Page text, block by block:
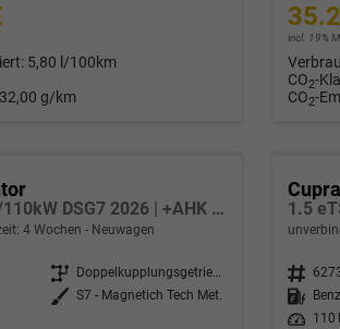
5,80 l/100km
g/km
incl. 19%
CO2-
CO2-
1.5 eTSI 150PS/110kW DSG7 2026 | +AHK +5-Jahre Erw. Garantie +NAVI +UPGRADE-Paket
4 Wochen Neuwagen
Getriebe
Doppelkupplungsgetriebe (DSG)
Außenfarbe S7 - Magnetich Tech Met.
Fahrzeugnr.
Kraftstoff
Leistung
110